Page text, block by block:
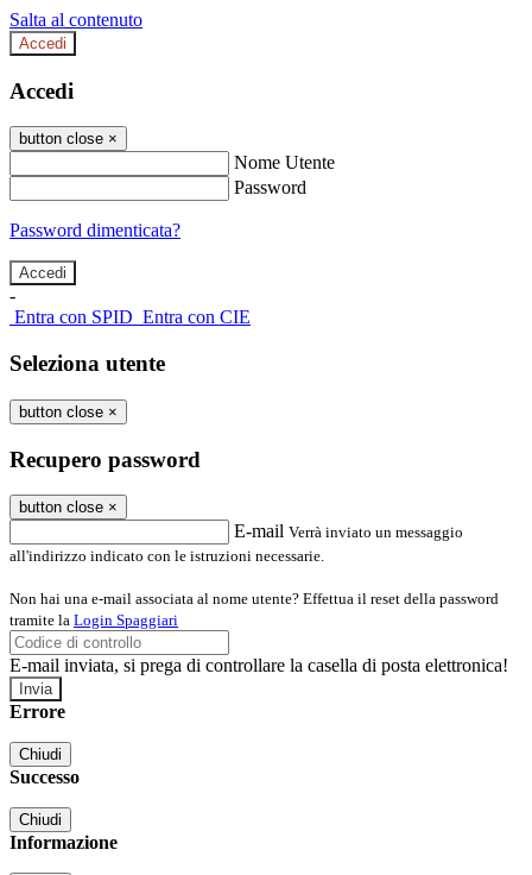
Salta al contenuto
Accedi
Accedi
button close ×
Nome Utente
Password
Password dimenticata?
-
Entra con SPID Entra con CIE
Seleziona utente
button close ×
Recupero password
button close ×
E-mail Verrà inviato un messaggio
all'indirizzo indicato con le istruzioni necessarie.
Non hai una e-mail associata al nome utente? Effettua il reset della password
tramite la Login Spaggiari
E-mail inviata, si prega di controllare la casella di posta elettronica!
Errore
Chiudi
Successo
Chiudi
Informazione